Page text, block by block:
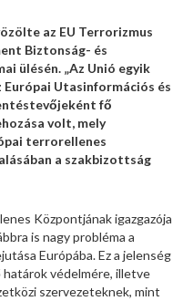
az EU Terrorizmus
Biztonság- és
ülésén. „Az Unió egyik
Európai Utasinformációs és
fő
volt, mely
terrorellenes
a szakbizottság
Központjának igazgazója
is nagy probléma a
Európába. Ez a jelenség
védelmére, illetve
szervezeteknek, mint